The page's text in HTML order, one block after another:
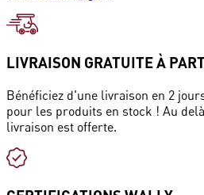
LIVRAISON GRATUITE À
Bénéficiez d'une livraison en 2
pour les produits en stock ! Au
livraison est offerte.